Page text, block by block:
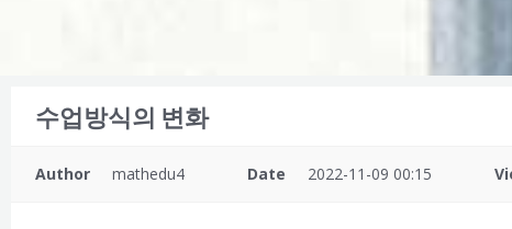
수업방식의 변화
Author mathedu4 Date 2022-11-09 00:15